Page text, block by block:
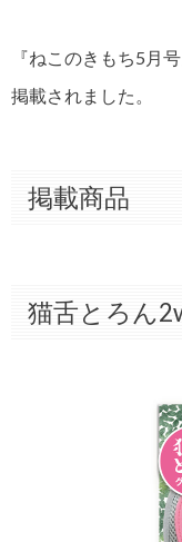
『ねこのきもち5月
掲載されました。
掲載商品
猫舌とろん